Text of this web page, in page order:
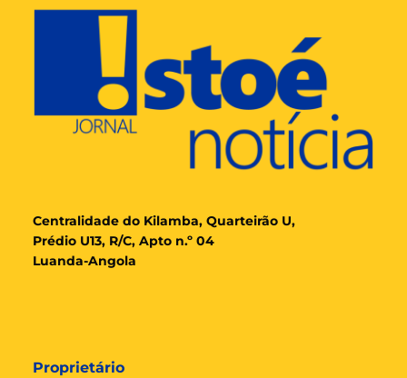
Centralidade do Kilamba, Quarteirão U,
Prédio U13, R/C, Apto n.º 04
Luanda-Angola
Proprietário